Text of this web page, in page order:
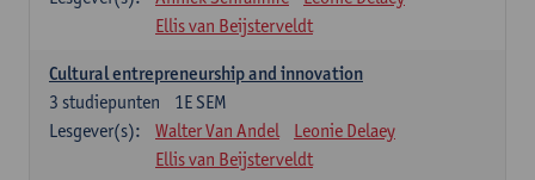
Ellis van Beijsterveldt
Cultural entrepreneurship and innovation
1E SEM
3 studiepunten
Lesgever(s):
Walter Van Andel
Leonie Delaey
Ellis van Beijsterveldt